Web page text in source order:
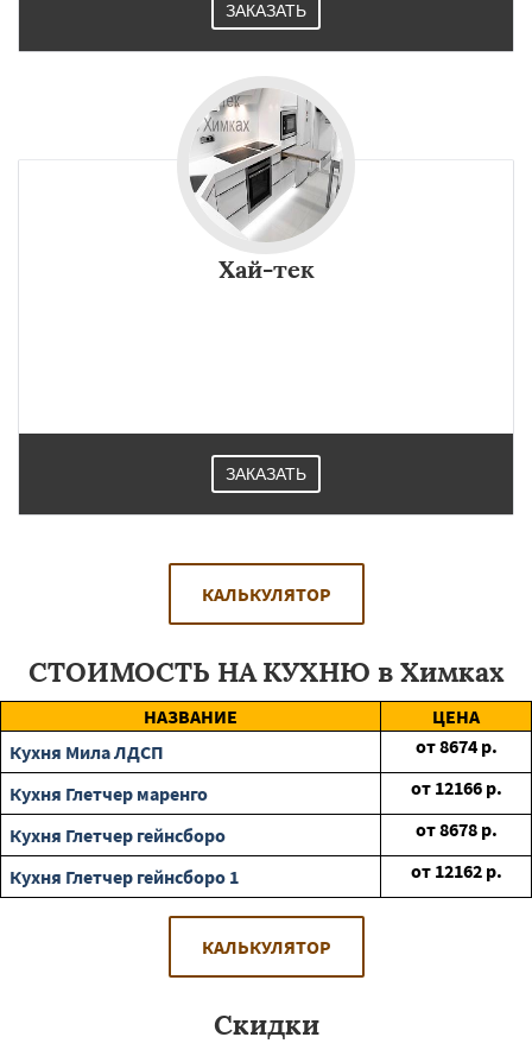
ЗАКАЗАТЬ
Хай-тек
ЗАКАЗАТЬ
КАЛЬКУЛЯТОР
СТОИМОСТЬ НА КУХНЮ в Химках
НАЗВАНИЕ
ЦЕНА
Кухня Мила ЛДСП
от8674 р.
Кухня Глетчер маренго
от 12166 р.
Кухня Глетчер гейнсборо
от8678 р.
Кухня Глетчер гейнсборо 1
от 12162 р.
КАЛЬКУЛЯТОР
Скидки